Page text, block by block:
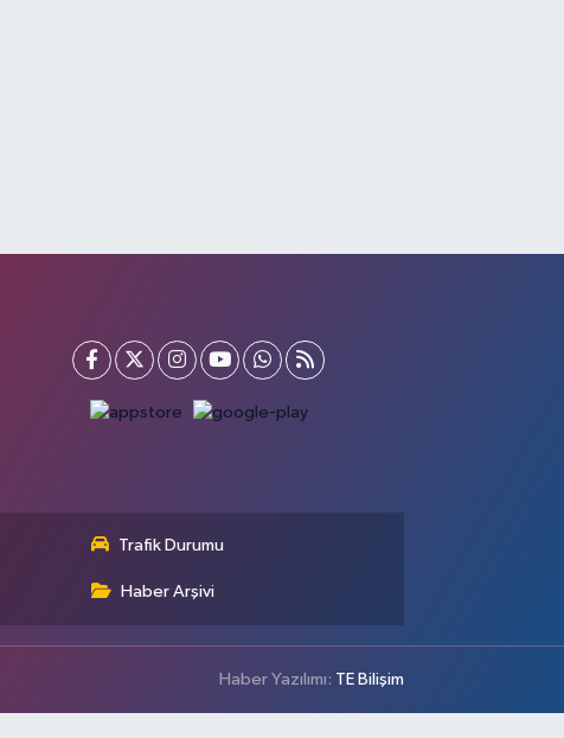
Trafik Durumu
Haber Arşivi
Haber Yazılımı: TE Bilişim